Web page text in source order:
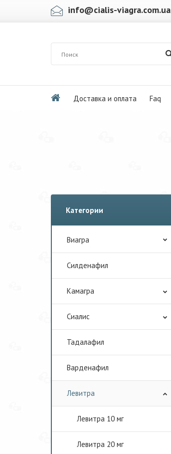
info@cialis-viagra.com.ua
Доставка и оплата Faq
Категории
Виагра
Cилденафил
Камагра
Сиалис
Тадалафил
Варденафил
Левитра
Левитра 10 мг
Левитра 20 мг